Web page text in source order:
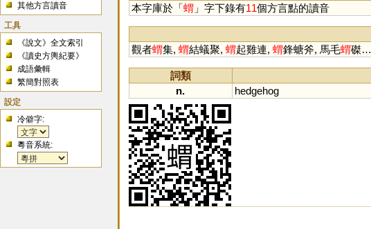
其他方言讀音
工具
《說文》全文索引
《讀史方輿紀要》
成語彙輯
繁簡對照表
設定
冷僻字:
粵音系統:
本字庫於「蝟」字下錄有11個方言點的讀音
觀者蝟集, 蝟結蟻聚, 蝟起雞連, 蝟鋒螗斧, 馬毛蝟磔…
詞類
n.
hedgehog